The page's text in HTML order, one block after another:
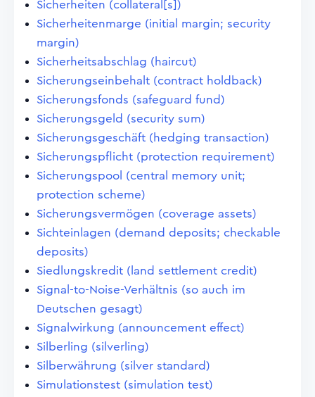
Sicherheiten (collateral[s])
Sicherheitenmarge (initial margin; security
margin)
Sicherheitsabschlag (haircut)
Sicherungseinbehalt (contract holdback)
Sicherungsfonds (safeguard fund)
Sicherungsgeld (security sum)
Sicherungsgeschäft (hedging transaction)
Sicherungspflicht (protection requirement)
Sicherungspool (central memory unit;
protection scheme)
Sicherungsvermögen (coverage assets)
Sichteinlagen (demand deposits; checkable
deposits)
Siedlungskredit (land settlement credit)
Signal-to-Noise-Verhältnis (so auch im
Deutschen gesagt)
Signalwirkung (announcement effect)
Silberling (silverling)
Silberwährung (silver standard)
Simulationstest (simulation test)